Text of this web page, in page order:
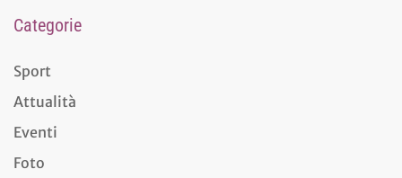
Categorie
Sport
Attualità
Eventi
Foto